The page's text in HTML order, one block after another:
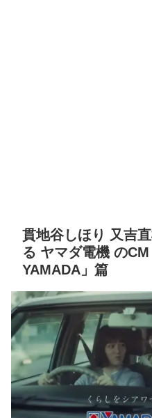
貫地⾕しほり ⼜吉
る ヤマダ電機 の
YAMADA」篇